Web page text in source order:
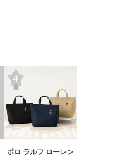
ポロ ラルフ ローレン